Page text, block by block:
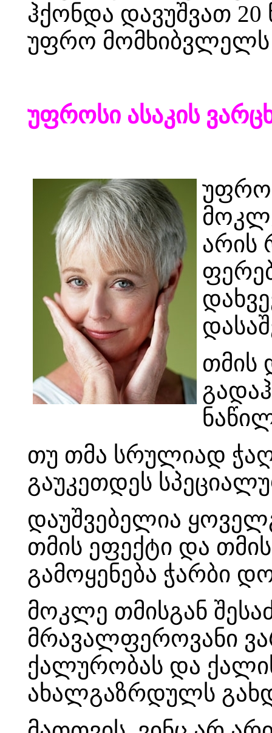
ჰქონდა დავუშვათ
უფრო მომხიბვლელს
უფროსი ასაკის
არის
თმის
თუ თმა სრულიად
გაუკეთდეს
დაუშვებელია
თმის ეფექტი და
გამოყენება ჭარბი
მოკლე თმისგან
მრავალფეროვანი
ქალურობას და
ახალგაზრდულს